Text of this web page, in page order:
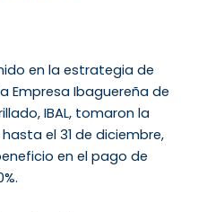
en la estrategia de
Empresa Ibaguereña de
IBAL, tomaron la
el 31 de diciembre,
en el pago de